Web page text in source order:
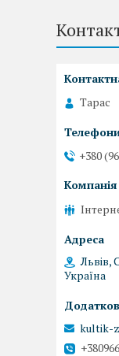
Тарас
+380
Львів,
Україна
kultik-